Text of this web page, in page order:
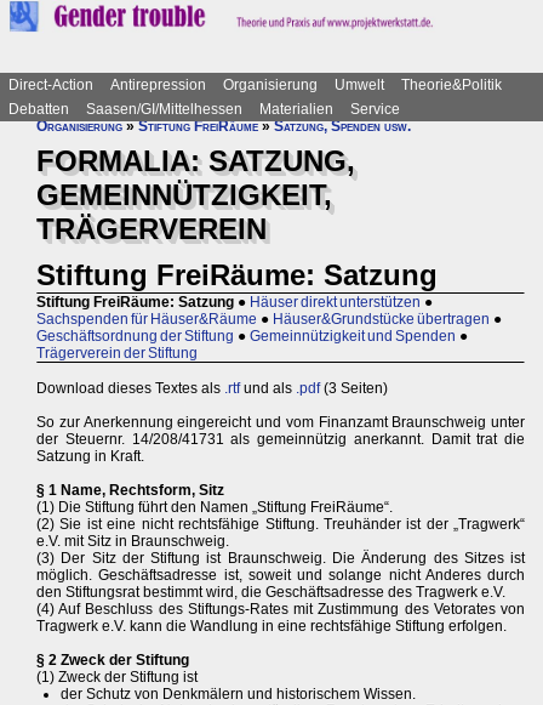
Direct-Action Antirepression Organisierung Umwelt
Theorie&Politik
Debatten
Saasen/GI/Mittelhessen Materialien
Service
Organisierung»Stiftung FreiRäume»Satzung, Spenden usw.
FORMALIA: SATZUNG,
GEMEINNÜTZIGKEIT,
TRÄGERVEREIN
Stiftung FreiRäume: Satzung
Stiftung FreiRäume: Satzung ● Häuser direkt unterstützen ●
Sachspenden für Häuser&Räume ● Häuser&Grundstücke übertragen ●
Geschäftsordnung der Stiftung ● Gemeinnützigkeit und Spenden ●
Trägerverein der Stiftung
Download dieses Textes als .rtfund als .pdf(3 Seiten)
So zur Anerkennung eingereicht und vom Finanzamt Braunschweig unter
der Steuernr. 14/208/41731 als gemeinnützig anerkannt. Damit trat die
Satzung in Kraft.
§ 1 Name, Rechtsform, Sitz
(1) Die Stiftung führt den Namen „Stiftung FreiRäume“.
(2) Sie ist eine nicht rechtsfähige Stiftung. Treuhänder ist der „Tragwerk“
e.V. mit Sitz in Braunschweig.
(3) Der Sitz der Stiftung ist Braunschweig. Die Änderung des Sitzes ist
möglich. Geschäftsadresse ist, soweit und solange nicht Anderes durch
den Stiftungsrat bestimmt wird, die Geschäftsadresse des Tragwerk e.V.
(4) Auf Beschluss des Stiftungs-Rates mit Zustimmung des Vetorates von
Tragwerk e.V. kann die Wandlung in eine rechtsfähige Stiftung erfolgen.
§ 2 Zweck der Stiftung
(1) Zweck der Stiftung ist
der Schutz von Denkmälern und historischem Wissen.